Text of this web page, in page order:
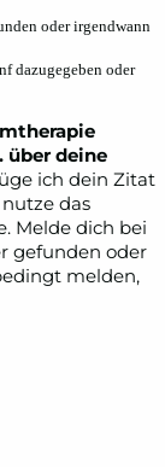
oder irgendwann
dazugegeben oder
über deine
ich dein Zitat
das
Melde dich bei
gefunden oder
melden,